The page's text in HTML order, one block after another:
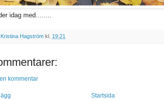
idag med........
Kristina Hagström kl. 19:21
kommentar
Startsida